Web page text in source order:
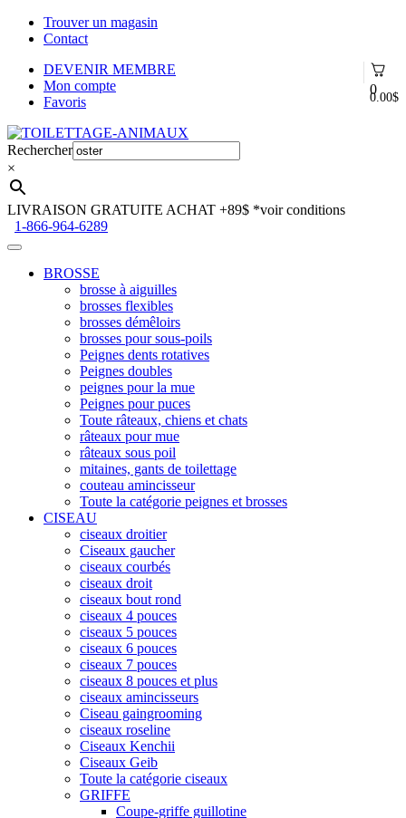
Trouver un magasin
Contact
0
0.00$
DEVENIR MEMBRE
Mon compte
Favoris
Aller
à
la
navigation
Aller
au
contenu
Rechercher
×
LIVRAISON GRATUITE ACHAT +89$ *voir conditions
1-866-964-6289
BROSSE
brosse à aiguilles
brosses flexibles
brosses démêloirs
brosses pour sous-poils
Peignes dents rotatives
Peignes doubles
peignes pour la mue
Peignes pour puces
Toute râteaux, chiens et chats
râteaux pour mue
râteaux sous poil
mitaines, gants de toilettage
couteau amincisseur
Toute la catégorie peignes et brosses
CISEAU
ciseaux droitier
Ciseaux gaucher
ciseaux courbés
ciseaux droit
ciseaux bout rond
ciseaux 4 pouces
ciseaux 5 pouces
ciseaux 6 pouces
ciseaux 7 pouces
ciseaux 8 pouces et plus
ciseaux amincisseurs
Ciseau gaingrooming
ciseaux roseline
Ciseaux Kenchii
Ciseaux Geib
Toute la catégorie ciseaux
GRIFFE
Coupe-griffe guillotine